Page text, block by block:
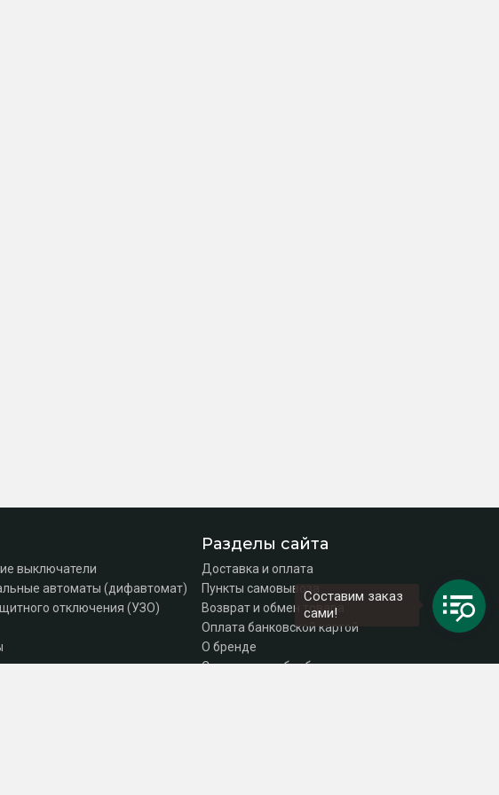
выключатели
автоматы (дифавтомат)
отключения (УЗО)
Разделы сайта
Доставка и оплата
Пункты самовывоза
Возврат и обмен товара
Оплата банковской картой
О бренде
Согласие на обработку персональных данных
Составим заказ
сами!